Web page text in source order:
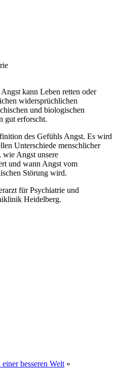
kann Leben retten oder
widersprüchlichen
und biologischen
gut erforscht.
des Gefühls Angst. Es wird
Unterschiede menschlicher
wie Angst unsere
und wann Angst vom
Störung wird.
für Psychiatrie und
Heidelberg.
einer besseren Welt»